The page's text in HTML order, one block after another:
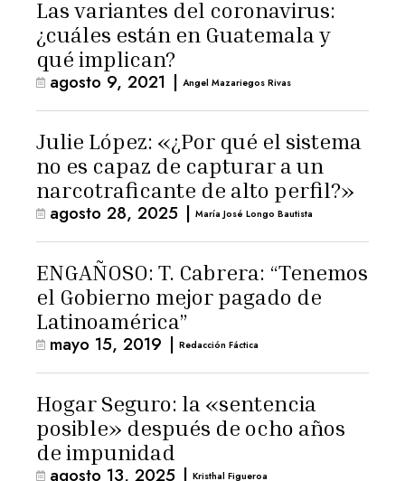
Las variantes del coronavirus:
¿cuáles están en Guatemala y
qué implican?
agosto 9, 2021 | Angel Mazariegos Rivas
Julie López: «¿Por qué el sistema
no es capaz de capturar a un
narcotraficante de alto perfil?»
agosto 28, 2025 | María José Longo Bautista
ENGAÑOSO: T. Cabrera: “Tenemos
el Gobierno mejor pagado de
Latinoamérica”
mayo 15, 2019 | Redacción Fáctica
Hogar Seguro: la «sentencia
posible» después de ocho años
de impunidad
agosto 13, 2025 | Kristhal Figueroa